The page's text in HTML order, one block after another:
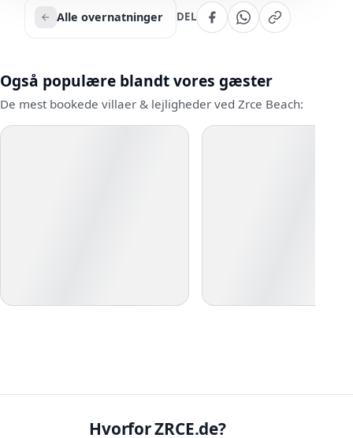
Alle overnatninger DEL
Også populære blandt vores gæster
De mest bookede villaer & lejligheder ved Zrce Beach:
Hvorfor ZRCE.de?